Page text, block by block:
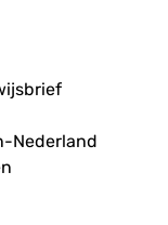
Nederland